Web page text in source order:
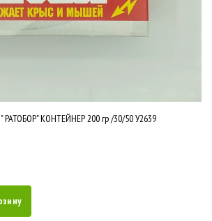
РАТОБОР" КОНТЕЙНЕР 200 гр /30/50 У2639